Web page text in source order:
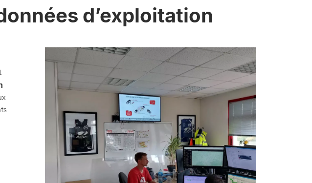
d’exploitation